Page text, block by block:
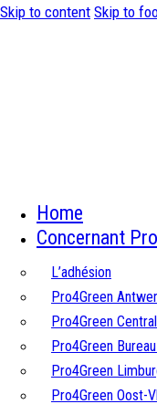
Skip to content Skip to
Home
Concernant
L’adhésion
Pro4Green
Pro4Green Central
Pro4Green
Pro4Green
Pro4Green Oost-